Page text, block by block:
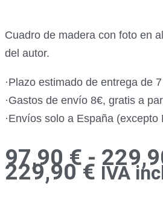
Cuadro de madera con foto en
del autor.
·Plazo estimado de entrega de
·Gastos de envío 8€, gratis a
·Envíos solo a España
97,90€ -
229,90 € IVA